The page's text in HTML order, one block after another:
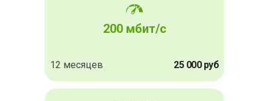
200 мбит/с
12 месяцев 25 000 руб